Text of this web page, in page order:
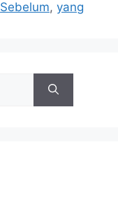
Sebelum, yang